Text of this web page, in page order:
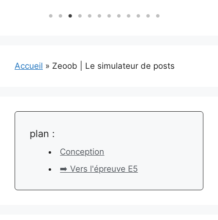
Accueil » Zeoob | Le simulateur de posts
plan :
Conception
➡️ Vers l'épreuve E5